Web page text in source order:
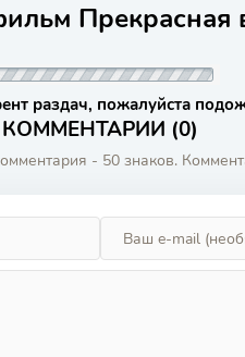
Прекрасная
раздач, пожалуйста
КОММЕНТАРИИ (0)
- 50 знаков.